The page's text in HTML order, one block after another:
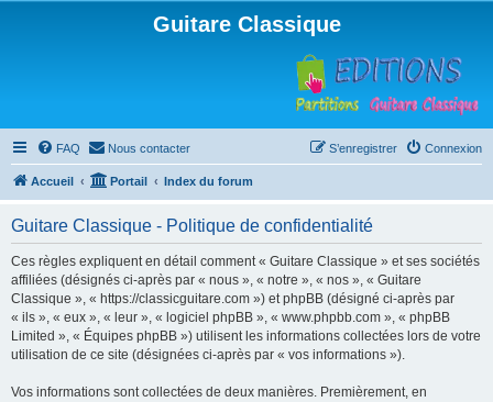
Guitare Classique
FAQ Nous contacter Connexion
S’enregistrer
Accueil Portail Index du forum
Guitare Classique - Politique de confidentialité
Ces règles expliquent en détail comment « Guitare Classique » et ses sociétés
affiliées (désignés ci-après par « nous », « notre », « nos », « Guitare
Classique », « https://classicguitare.com ») et phpBB (désigné ci-après par
« ils », « eux », « leur », « logiciel phpBB », « www.phpbb.com », « phpBB
Limited », « Équipes phpBB ») utilisent les informations collectées lors de votre
utilisation de ce site (désignées ci-après par « vos informations »).
Vos informations sont collectées de deux manières. Premièrement, en